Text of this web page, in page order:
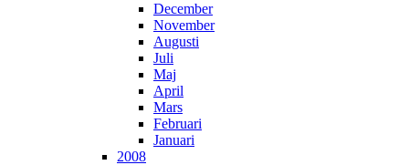
December
November
Augusti
Juli
Maj
April
Mars
Februari
Januari
2008